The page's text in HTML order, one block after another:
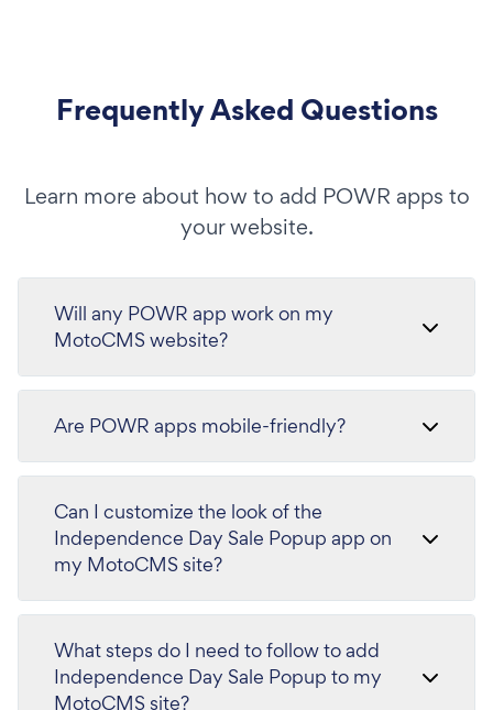
Frequently Asked Questions
Learn more about how to add POWR apps to
your website.
Will any POWR app work on my
MotoCMS website?
Are POWR apps mobile-friendly?
Can I customize the look of the
Independence Day Sale Popup app on
my MotoCMS site?
What steps do I need to follow to add
Independence Day Sale Popup to my
MotoCMS site?